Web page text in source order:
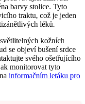
barvy stolice. Tyto
traktu, což je jeden
léků.
kožních
se objeví bušení srdce
svého ošetřujícího
monitorovat tyto
informačním letáku pro